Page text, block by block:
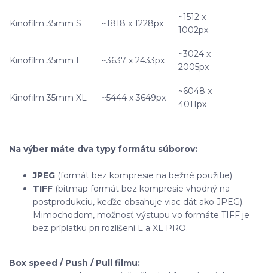
Kinofilm 35mm S ~1818 x 1228px
~1512 x
1002px
Kinofilm 35mm L ~3637 x 2433px
~3024 x
2005px
Kinofilm 35mm XL ~5444 x 3649px
~6048 x
4011px
Na výber máte dva typy formátu súborov:
JPEG (formát bez kompresie na bežné použitie)
TIFF (bitmap formát bez kompresie vhodný na
postprodukciu, keďže obsahuje viac dát ako JPEG).
Mimochodom, možnosť výstupu vo formáte TIFF je
bez príplatku pri rozlíšení L a XL PRO.
Box speed / Push / Pull filmu: